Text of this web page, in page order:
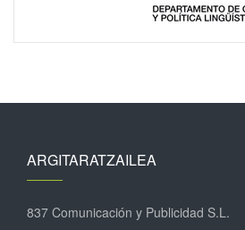
ARGITARATZAILEA
837 Comunicación y Publicidad S.L.